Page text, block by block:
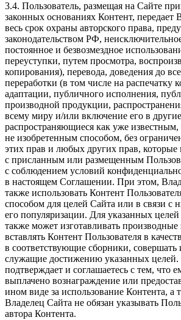
3.4. Пользователь, размещая на Сайте
законных основаниях Контент, передает
весь срок охраны авторского права,
законодательством РФ,
постоянное и безвозмездное
переуступки, путем просмотра,
копирования), перевода, доведения до
переработки (в том числе на распечатку
адаптации, публичного исполнения,
производной продукции,
всему миру и/или включение его в
распространяющиеся как уже
не изобретенным способом, без
этих прав и любых других прав, которые
с присланным или размещенным
с соблюдением условий
в настоящем Соглашении. При этом,
также использовать Контент
способом для целей Сайта или в связи с
его популяризации. Для указанных
также может изготавливать
вставлять Контент Пользователя в
в соответствующие сборники, совершать
служащие достижению указанных целей.
подтверждает и соглашаетесь с тем, что
выплачено вознаграждение или
ином виде за использование Контента, а
Владелец Сайта не обязан указывать
автора Контента.